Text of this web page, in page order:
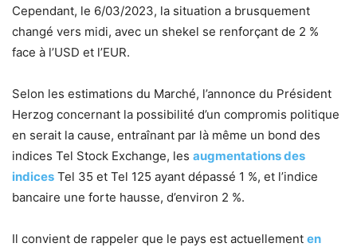
Cependant, le 6/03/2023, la situation a brusquement
changé vers midi, avec un shekel se renforçant de 2 %
face à l’USD et l’EUR.
Selon les estimations du Marché, l’annonce du Président
Herzog concernant la possibilité d’un compromis politique
en serait la cause, entraînant par là même un bond des
indices Tel Stock Exchange, les augmentations des
indices Tel 35 et Tel 125 ayant dépassé 1 %, et l’indice
bancaire une forte hausse, d’environ 2 %.
Il convient de rappeler que le pays est actuellement en